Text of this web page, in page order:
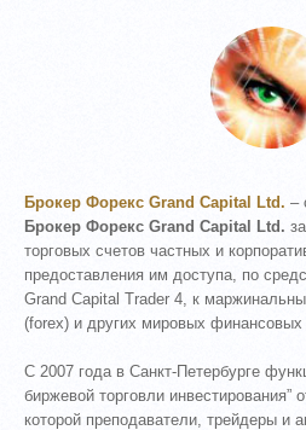
Брокер Форекс Grand Capital Ltd. –
Брокер Форекс Grand Capital Ltd.
торговых счетов частных и
предоставления им доступа, по
Grand Capital Trader 4, к
(forex) и других мировых финансовых
С 2007 года в Санкт-Петербурге
биржевой торговли инвестирования”
которой преподаватели, трейдеры и